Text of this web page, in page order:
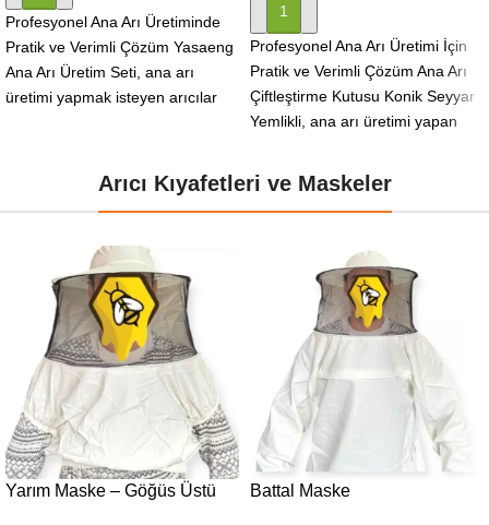
Profesyonel Ana Arı Üretiminde
Pratik ve Verimli Çözüm Yasaeng
Ana Arı Üretim Seti, ana arı
üretimi yapmak isteyen arıcılar
SEPETE EKLE
Profesyonel Ana Arı Üretimi İçin
Pratik ve Verimli Çözüm Ana Arı
Çiftleştirme Kutusu Konik Seyyar
Yemlikli, ana arı üretimi yapan
Arıcı Kıyafetleri ve Maskeler
Yarım Maske – Göğüs Üstü Battal Maske